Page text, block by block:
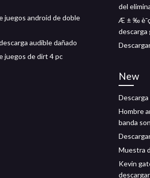
juegos android de doble
audible dañado
juegos de dirt 4 pc
del
Æ ± ‰
descarga
New
Hombre
banda
Muestra
Kevin